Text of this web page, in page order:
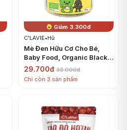
Giảm 3.300đ
C'LAVIE•Hũ
Mè Đen Hữu Cơ Cho Bé,
Baby Food, Organic Black
Sesame Seeds, 6+ Tháng
(90g) - C'LAVIE
29.700đ 33.000đ
Chỉ còn 3 sản phẩm